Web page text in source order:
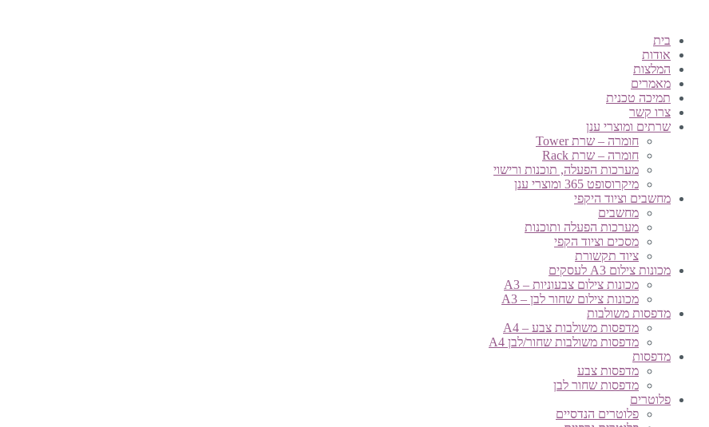
בית
אודות
המלצות
מאמרים
תמיכה טכנית
צרו קשר
שרתים ומוצרי ענן
חומרה – שרת Tower
חומרה – שרת Rack
מערכות הפעלה, תוכנות ורישוי
מיקרוסופט 365 ומוצרי ענן
מחשבים וציוד היקפי
מחשבים
מערכות הפעלה ותוכנות
מסכים וציוד הקפי
ציוד תקשורת
מכונות צילום A3 לעסקים
מכונות צילום צבעוניות – A3
מכונות צילום שחור לבן – A3
מדפסות משולבות
מדפסות משולבות צבע – A4
מדפסות משולבות שחור/לבן A4
מדפסות
מדפסות צבע
מדפסות שחור לבן
פלוטרים
פלוטרים הנדסיים